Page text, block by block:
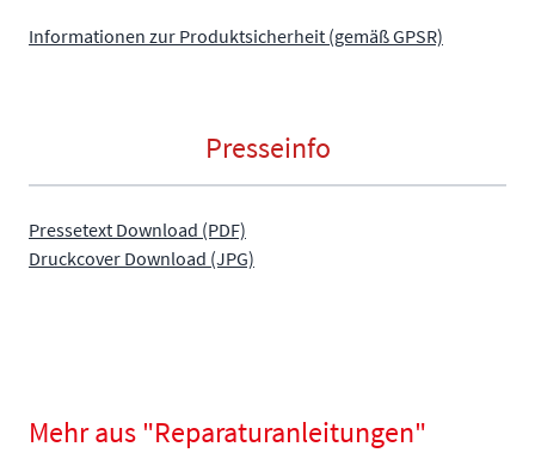
Informationen zur Produktsicherheit (gemäß GPSR)
Presseinfo
Pressetext Download (PDF)
Druckcover Download (JPG)
Mehr aus "Reparaturanleitungen"